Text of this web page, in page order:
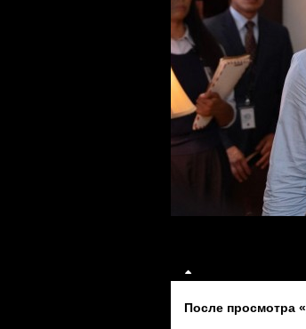
После просмотра «